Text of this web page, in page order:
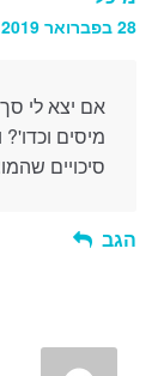
28 בפברואר 2019
מיסים
סיכויים
הגב